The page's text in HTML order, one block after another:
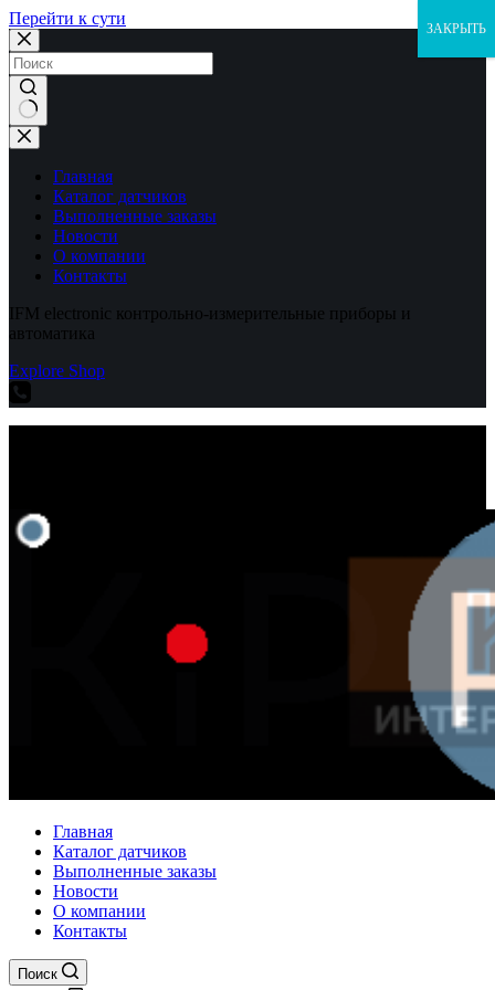
Перейти к сути
Ничего
не
найденоГлавная
Каталог датчиков
Выполненные заказы
Новости
О компании
Контакты
IFM electronic контрольно-измерительные приборы и
автоматика
Explore Shop
Главная
Каталог датчиков
Выполненные заказы
Новости
О компании
Контакты
Поиск
ЗАКРЫТЬ